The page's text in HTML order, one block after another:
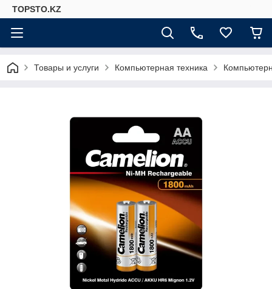
TOPSTO.KZ
Товары и услуги Компьютерная техника